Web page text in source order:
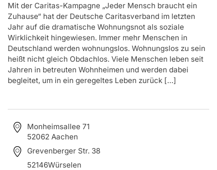
Mit der Caritas-Kampagne „Jeder Mensch braucht ein
Zuhause“ hat der Deutsche Caritasverband im letzten
Jahr auf die dramatische Wohnungsnot als soziale
Wirklichkeit hingewiesen. Immer mehr Menschen in
Deutschland werden wohnungslos. Wohnungslos zu sein
heißt nicht gleich Obdachlos. Viele Menschen leben seit
Jahren in betreuten Wohnheimen und werden dabei
begleitet, um in ein geregeltes Leben zurück […]
Monheimsallee 71
52062 Aachen
Grevenberger Str. 38
52146Würselen